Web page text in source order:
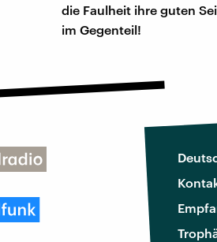
die Faulheit ihre guten
im Gegenteil!